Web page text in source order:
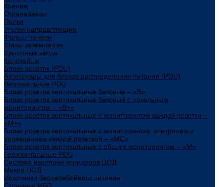
Крепеж
Органайзеры
Полки
Уголки направляющие
Фальш-панели
Шины заземления
Щеточные вводы
Колокейшн
Блоки розеток (PDU)
Аксессуары для блоков распределения питания (PDU)
Вертикальные PDU
Блоки розеток вертикальные базовые – «В»
Блоки розеток вертикальные базовый с локальным
мониторингом – «В+»
Блоки розеток вертикальные с мониторингом каждой розетки –
«М+»
Блоки розеток вертикальные с мониторингом, контролем и
управлением каждой розеткой – «МС»
Блоки розеток вертикальные с общим мониторингом – «М»
Горизонтальные PDU
Система изоляции коридоров ЦОД
Микро ЦОД
Источники бесперебойного питания